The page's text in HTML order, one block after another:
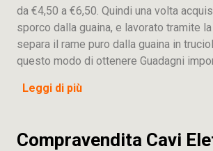
da €4,50 a €6,50. Quindi una volta
sporco dalla guaina, e lavorato tramite
separa il rame puro dalla guaina in
questo modo di ottenere Guadagni
Leggi di più
Compravendita Cavi